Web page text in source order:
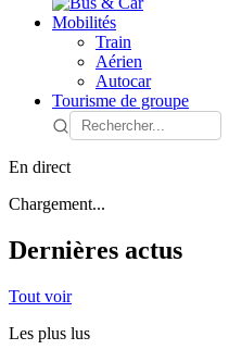
Mobilités
Train
Aérien
Autocar
Tourisme de groupe
En direct
Chargement...
Dernières actus
Tout voir
Les plus lus